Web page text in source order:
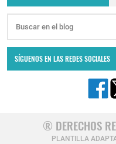
SÍGUENOS EN LAS REDES SOCIALES
® DERECHOS
PLANTILLA